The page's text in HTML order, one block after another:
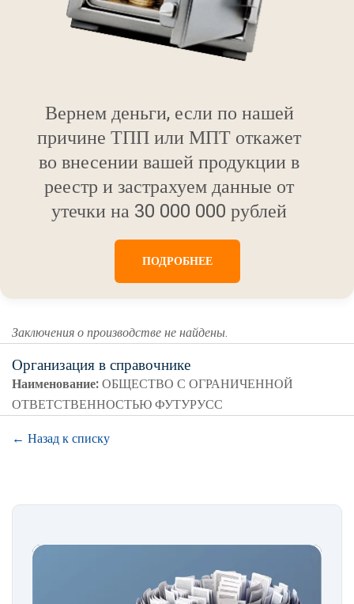
Вернем деньги, если по нашей
причине ТПП или МПТ откажет
во внесении вашей продукции в
реестр и застрахуем данные от
утечки на 30 000 000 рублей
ПОДРОБНЕЕ
Заключения о производстве не найдены.
Организация в справочнике
Наименование:ОБЩЕСТВО С ОГРАНИЧЕННОЙ
ОТВЕТСТВЕННОСТЬЮ ФУТУРУСС
← Назад к списку